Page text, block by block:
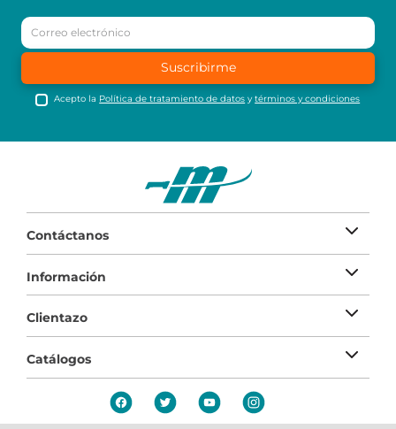
Suscribirme
Acepto la Política de tratamiento de datos ytérminos y condiciones
Contáctanos
Información
Clientazo
Catálogos